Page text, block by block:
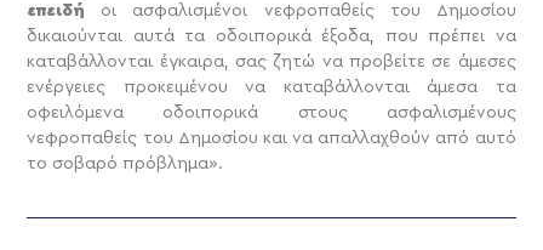
επειδή οι ασφαλισμένοι νεφροπαθείς του Δημοσίου
δικαιούνται αυτά τα οδοιπορικά έξοδα, που πρέπει να
καταβάλλονται έγκαιρα, σας ζητώ να προβείτε σε άμεσες
ενέργειες προκειμένου να καταβάλλονται άμεσα τα
οφειλόμενα οδοιπορικά στους ασφαλισμένους
νεφροπαθείς του Δημοσίου και να απαλλαχθούν από αυτό
το σοβαρό πρόβλημα».